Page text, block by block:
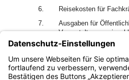
6.
Reisekosten für
7.
Ausgaben für
Veranstaltungen
des Schulungsmaterials;
8.
Ausbildungs-,
einschließlich